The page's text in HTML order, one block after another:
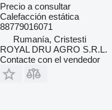
Precio a consultar
Calefacción estática
88779016071
Rumanía, Cristesti
ROYAL DRU AGRO S.R.L.
Contacte con el vendedor